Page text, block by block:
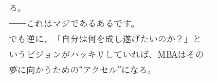
る。
──これはマジであるあるです。
でも逆に、「自分は何を成し遂げたいのか？」と
いうビジョンがハッキリしていれば、MBAはその
夢に向かうための“アクセル”になる。